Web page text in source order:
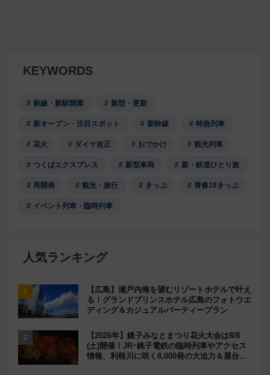
KEYWORDS
新線・新駅開業 新型・更新
新オープン・注目スポット 新幹線 特急列車
花火 ダイヤ改正 おでかけ 観光列車
つくばエクスプレス 新型車両 新・鉄道ひとり旅
再開発 観光・旅行 きっぷ 青春18きっぷ
イベント列車・臨時列車
人気ランキング
【広島】瀬戸内海を望むリゾートホテルで叶え
る！グランドプリンスホテル広島のフォトウエ
ディング＆カジュアルパーティープラン
【2026年】銚子みなとまつり花火大会は8/8
(土)開催！JR･銚子電鉄の臨時列車やアクセス
情報、利根川に咲く8,000発の大迫力＆屋台を